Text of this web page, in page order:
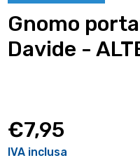
Gnomo
Davide -
€7,95
IVA inclusa